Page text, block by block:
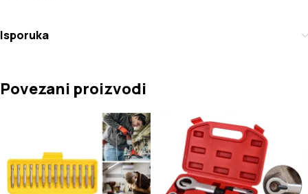
Isporuka
Povezani proizvodi